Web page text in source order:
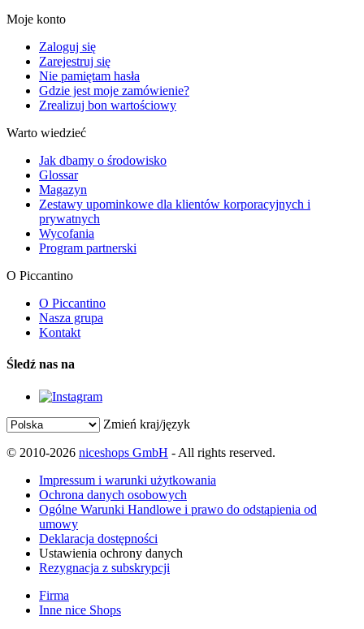
Moje konto
Zaloguj się
Zarejestruj się
Nie pamiętam hasła
Gdzie jest moje zamówienie?
Zrealizuj bon wartościowy
Warto wiedzieć
Jak dbamy o środowisko
Glossar
Magazyn
Zestawy upominkowe dla klientów korporacyjnych i
prywatnych
Wycofania
Program partnerski
O Piccantino
O Piccantino
Nasza grupa
Kontakt
Śledź nas na
Zmień kraj/język
© 2010-2026 niceshops GmbH - All rights reserved.
Impressum i warunki użytkowania
Ochrona danych osobowych
Ogólne Warunki Handlowe i prawo do odstąpienia od
umowy
Deklaracja dostępności
Ustawienia ochrony danych
Rezygnacja z subskrypcji
Firma
Inne nice Shops